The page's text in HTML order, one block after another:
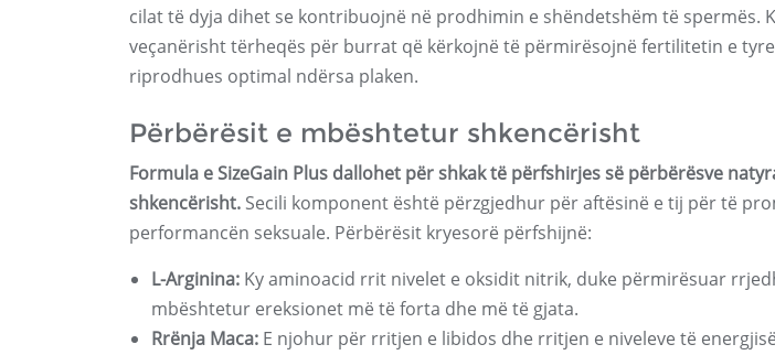
cilat të dyja dihet se kontribuojnë në prodhimin e shëndetshëm të spermës.
veçanërisht tërheqës për burrat që kërkojnë të përmirësojnë fertilitetin e
riprodhues optimal ndërsa plaken.
Përbërësit e mbështetur shkencërisht
Formula e SizeGain Plus dallohet për shkak të përfshirjes së përbërësve
shkencërisht. Secili komponent është përzgjedhur për aftësinë e tij për të
performancën seksuale. Përbërësit kryesorë përfshijnë:
L-Arginina: Ky aminoacid rrit nivelet e oksidit nitrik, duke përmirësuar
mbështetur ereksionet më të forta dhe më të gjata.
Rrënja Maca: E njohur për rritjen e libidos dhe rritjen e niveleve të